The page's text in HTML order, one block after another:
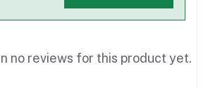
no reviews for this product yet.